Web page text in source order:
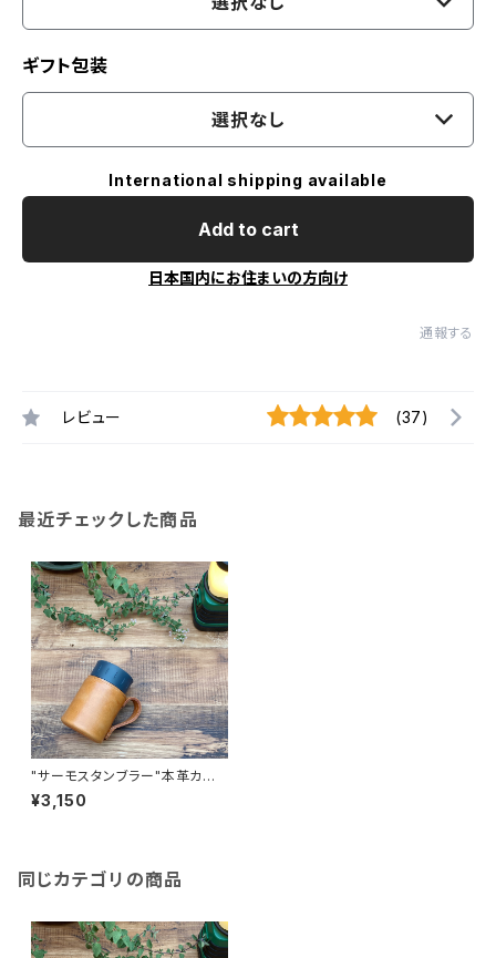
ギフト包装
選択なし
International shipping available
Add to cart
日本国内にお住まいの方向け
通報する
レビュー (37)
最近チェックした商品
"サーモスタンブラー"本革カバ
ー＜CAMEL＞ 保冷機能付き T
HERMOS 350mlカバー☆
¥3,150
同じカテゴリの商品